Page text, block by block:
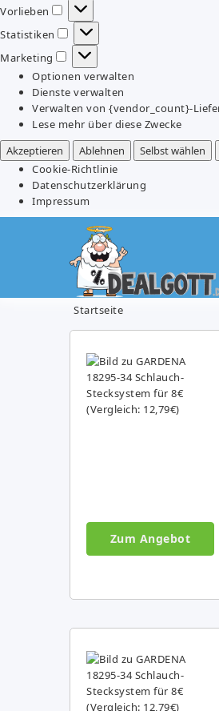
Vorlieben
Vorlieben
Statistiken
Statistiken
Marketing
Marketing
Optionen verwalten
Dienste verwalten
Verwalten von {vendor_count}-
Lese mehr über diese Zwecke
Akzeptieren
Ablehnen Selbst wählen
Cookie-Richtlinie
Datenschutzerklärung
Impressum
Startseite
Zum Angebot